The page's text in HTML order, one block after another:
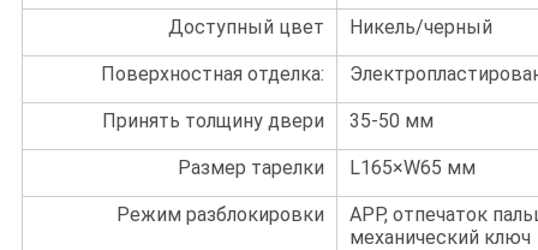
Доступный цвет Никель/черный
Поверхностная отделка:
Принять толщину двери 35-50 мм
Размер тарелки L165×W65 мм
Режим разблокировки
APP, отпечаток
механический ключ